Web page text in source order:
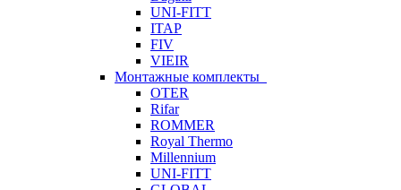
UNI-FITT
ITAP
FIV
VIEIR
Монтажные комплекты
OTER
Rifar
ROMMER
Royal Thermo
Millennium
UNI-FITT